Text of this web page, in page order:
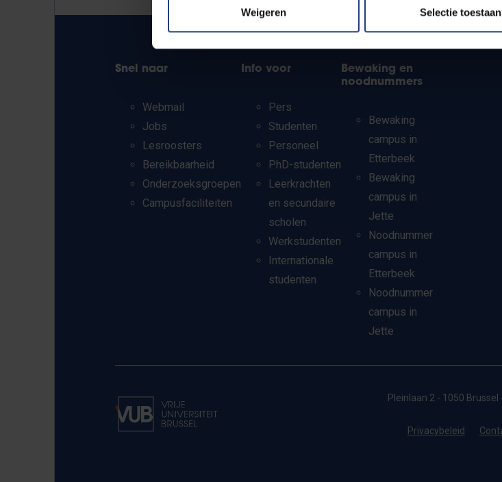
Weigeren Selectie toestaan
Snel naar
Webmail
Jobs
Lesroosters
Bereikbaarheid
Onderzoeksgroepen
Campusfaciliteiten
Info voor
Pers
Studenten
Personeel
PhD-studenten
Leerkrachten
en secundaire
scholen
Werkstudenten
Internationale
studenten
Bewaking en
noodnummers
Bewaking
campus in
Etterbeek
Bewaking
campus in
Jette
Noodnummer
campus in
Etterbeek
Noodnummer
campus in
Jette
Pleinlaan 2 - 1050 Brussel
Privacybeleid